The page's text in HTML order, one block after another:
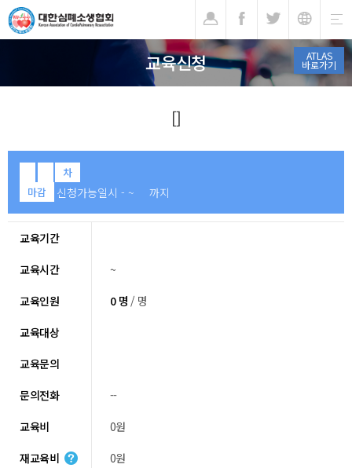
ATLAS
바로가기
교육신청
[]
차
마감
신청가능일시 - ~ 까지
교육기간
교육시간
~
교육인원
0 명 / 명
교육대상
교육문의
문의전화
--
교육비
0원
재교육비
0원